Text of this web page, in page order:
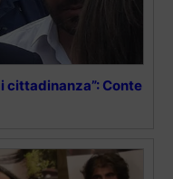
cittadinanza”: Conte